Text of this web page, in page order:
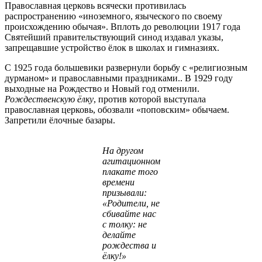
Православная церковь всячески противилась
распространению «иноземного, языческого по своему
происхождению обычая». Вплоть до революции 1917 года
Святейший правительствующий синод издавал указы,
запрещавшие устройство ёлок в школах и гимназиях.
С 1925 года большевики развернули борьбу с «религиозным
дурманом» и православными праздниками.. В 1929 году
выходные на Рождество и Новый год отменили.
Рождественскую ёлку, против которой выступала
православная церковь, обозвали «поповским» обычаем.
Запретили ёлочные базары.
На другом
агитационном
плакате того
времени
призывали:
«Родители, не
сбивайте нас
с толку: не
делайте
рождества и
ёлку!»